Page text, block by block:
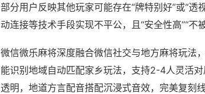
部分用户反映其他玩家可能存在“牌特别好”或“
动连接等技术手段实现不平公，且“安全性高”“不被
微信微乐麻将深度融合微信社交与地方麻将玩法
能识别地域自动匹配家乡玩法，支持2-4人灵活
透明，地道方言配音搭配沉浸式音效，完美复刻